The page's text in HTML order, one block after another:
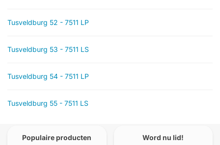
Tusveldburg 52 - 7511 LP
Tusveldburg 53 - 7511 LS
Tusveldburg 54 - 7511 LP
Tusveldburg 55 - 7511 LS
Populaire producten Word nu lid!